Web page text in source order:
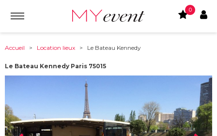
0
Accueil > Location lieux > Le Bateau Kennedy
Le Bateau Kennedy Paris 75015